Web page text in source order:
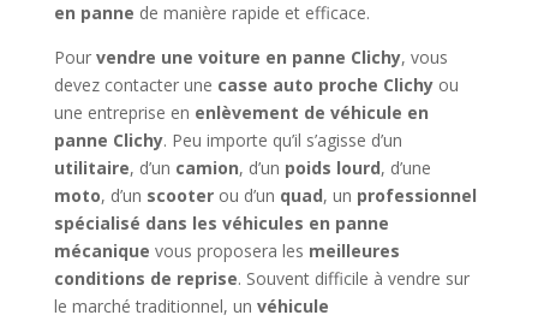
en panne de manière rapide et efficace.
Pour vendre une voiture en panne Clichy, vous
devez contacter une casse auto proche Clichyou
une entreprise en enlèvement de véhicule en
panne Clichy. Peu importe qu’il s’agisse d’un
utilitaire, d’un camion, d’un poids lourd, d’une
moto, d’un scooterou d’un quad, un professionnel
spécialisé dans les véhicules en panne
mécanique vous proposera les meilleures
conditions de reprise. Souvent difficile à vendre sur
le marché traditionnel, un véhicule